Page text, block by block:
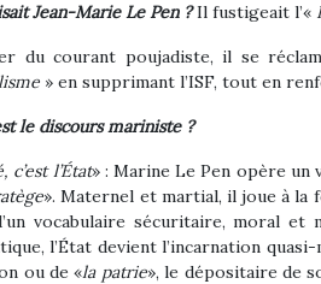
Jean-Marie Le Pen ?Il fustigeait l’«
du courant poujadiste, il se
» en supprimant l’ISF, tout en
le discours mariniste ?
c’est l’État» : Marine Le Pen opère un
». Maternel et martial, il joue à la
vocabulaire sécuritaire, moral
l’État devient l’incarnation
ou de «la patrie», le dépositaire de